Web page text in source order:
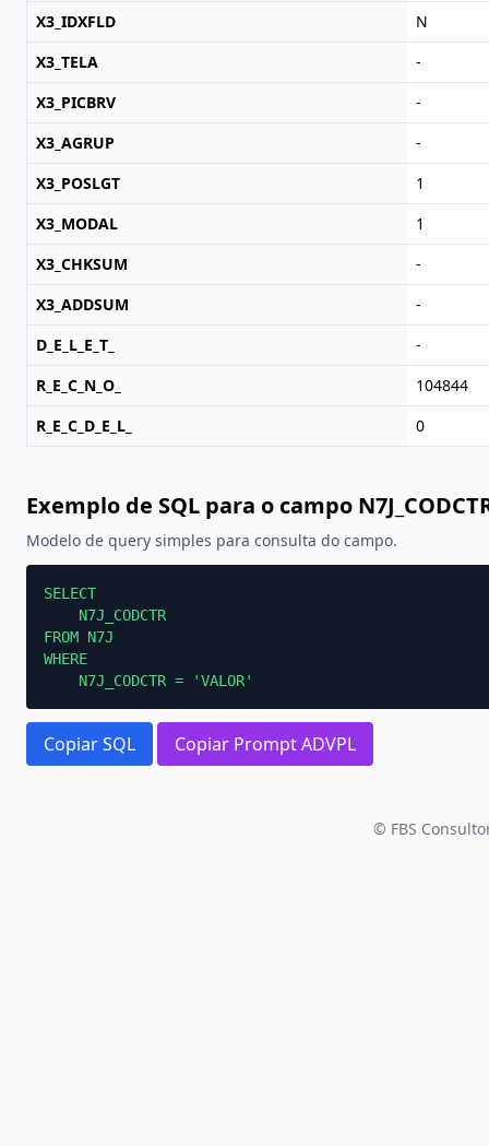
X3_IDXFLD
N
X3_TELA
-
X3_PICBRV
-
X3_AGRUP
-
X3_POSLGT
1
X3_MODAL
1
X3_CHKSUM
-
X3_ADDSUM
-
D_E_L_E_T_
-
R_E_C_N_O_
104844
R_E_C_D_E_L_
0
Exemplo de SQL para o campo
Modelo de query simples para consulta do campo.
SELECT
    N7J_CODCTR
FROM N7J
WHERE
    N7J_CODCTR = 'VALOR'
Copiar SQL Copiar Prompt ADVPL
© FBS